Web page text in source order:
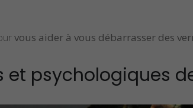
vous aider à vous débarrasser des
et psychologiques